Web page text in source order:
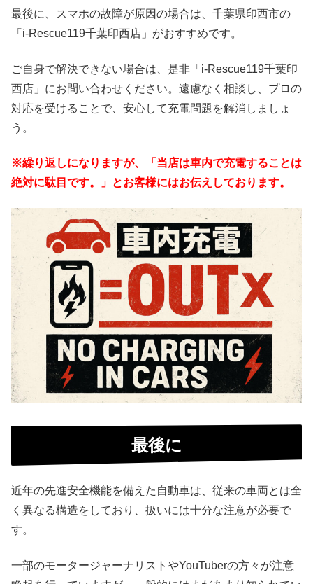
最後に、スマホの故障が原因の場合は、千葉県印西市の
「i-Rescue119千葉印西店」がおすすめです。
ご自身で解決できない場合は、是非「i-Rescue119千葉印
西店」にお問い合わせください。遠慮なく相談し、プロの
対応を受けることで、安心して充電問題を解消しましょ
う。
※繰り返しになりますが、「当店は車内で充電することは
絶対に駄目です。」とお客様にはお伝えしております。
最後に
近年の先進安全機能を備えた自動車は、従来の車両とは全
く異なる構造をしており、扱いには十分な注意が必要で
す。
一部のモータージャーナリストやYouTuberの方々が注意